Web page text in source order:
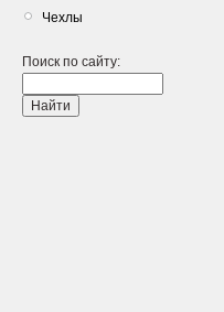
Чехлы
Поиск по сайту: